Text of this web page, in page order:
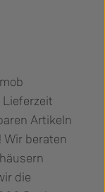
Lieferzeit
Artikeln
Wir beraten
die